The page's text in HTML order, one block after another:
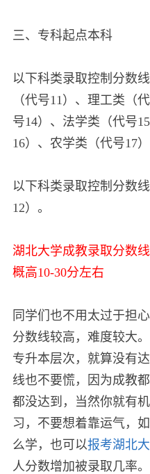
三、专科起点本科
以下科类录取控制分数
（代号11）、理工类（
号14）、法学类（代号
16）、农学类（代号17
以下科类录取控制分数
12）。
湖北大学成教录取分数
概高10-30分左右
同学们也不用太过于担
分数线较高，难度较大
专升本层次，就算没有
线也不要慌，因为成教
都没达到，当然你就有
习，不要想着靠运气，
么学，也可以报考湖北
人分数增加被录取几率。